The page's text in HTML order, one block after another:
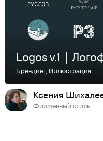
Logos v.1 |
Брендинг, Иллюстрация
Ксения
Фирменный стиль